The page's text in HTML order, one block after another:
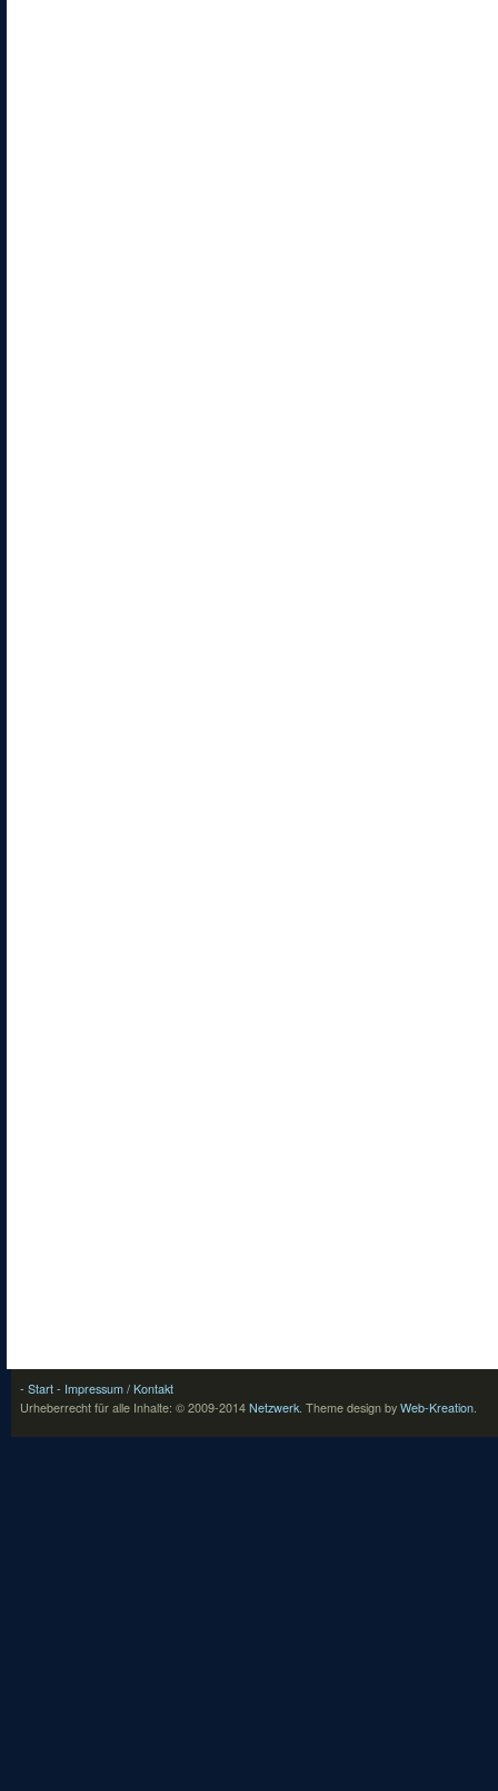
- Start - Impressum / Kontakt
Urheberrecht für alle Inhalte: © 2009-2014 Netzwerk. Theme design by Web-Kreation.